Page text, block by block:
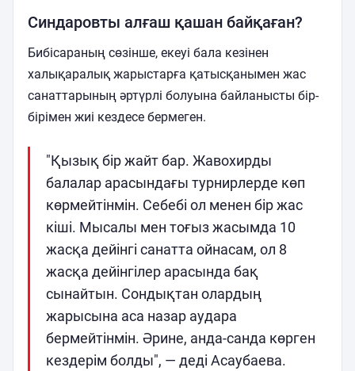
Синдаровты алғаш қашан байқаған?
Бибісараның сөзінше, екеуі бала кезінен
халықаралық жарыстарға қатысқанымен жас
санаттарының әртүрлі болуына байланысты бір-
бірімен жиі кездесе бермеген.
"Қызық бір жайт бар. Жавохирды
балалар арасындағы турнирлерде көп
көрмейтінмін. Себебі ол менен бір жас
кіші. Мысалы мен тоғыз жасымда 10
жасқа дейінгі санатта ойнасам, ол 8
жасқа дейінгілер арасында бақ
сынайтын. Сондықтан олардың
жарысына аса назар аудара
бермейтінмін. Әрине, анда-санда көрген
кездерім болды", — деді Асаубаева.